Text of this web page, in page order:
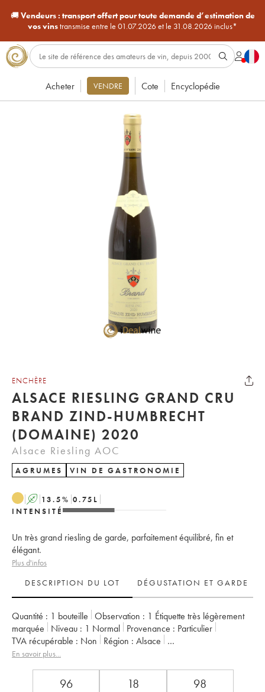
🚚Vendeurs : transport offert pour toute demande d’estimation de
vos vinstransmise entre le 01.07.2026 et le 31.08.2026 inclus*
Acheter VENDRE Cote Encyclopédie
ENCHÈRE
ALSACE RIESLING GRAND CRU
BRAND ZIND-HUMBRECHT
(DOMAINE) 2020
Alsace Riesling AOC
AGRUMES VIN DE GASTRONOMIE
A 13.5% 0.75 L
INTENSITÉ
Un très grand riesling de garde, parfaitement équilibré, fin et
élégant.
Plus d'infos
DESCRIPTION DU LOT
DÉGUSTATION ET GARDE
Quantité : 1 bouteille Observation : 1 Étiquette très légèrement
marquée
Niveau : 1 Normal Provenance : particulier
TVA récupérable :
non Région :
Alsace
Appellation :
En savoir plus...
96 18 98